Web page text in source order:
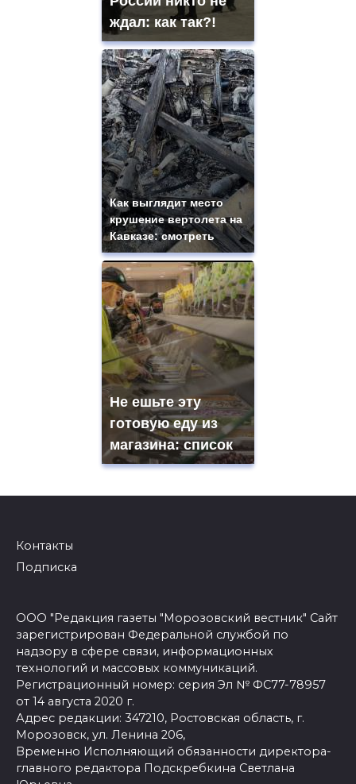
ждал: как так?!
Как выглядит место
крушение вертолета на
Кавказе: смотреть
Не ешьте эту
готовую еду из
магазина: список
Контакты
Подписка
ООО "Редакция газеты "Морозовский вестник" Сайт
зарегистрирован Федеральной службой по
надзору в сфере связи, информационных
технологий и массовых коммуникаций.
Регистрационный номер: серия Эл № ФС77-78957
от 14 августа 2020 г.
Адрес редакции: 347210, Ростовская область, г.
Морозовск, ул. Ленина 206,
Временно Исполняющий обязанности директора-
главного редактора Подскребкина Светлана